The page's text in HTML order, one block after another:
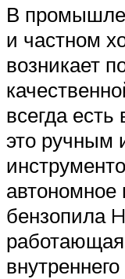
В
и частном
возникает
всегда
это ручным
бензопила
работающая